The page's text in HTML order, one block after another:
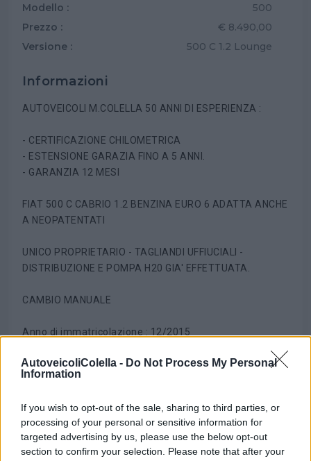
AutoveicoliColella - Do Not Process My Personal
Information
If you wish to opt-out of the sale, sharing to third parties, or
processing of your personal or sensitive information for
targeted advertising by us, please use the below opt-out
section to confirm your selection. Please note that after your
Modello :
500
Prezzo :
€ 8.490,00
Versione :
500 C 1.2 Lounge
Informazioni
AUTOVEICOLI M.COLELLA 50 ANNI DI ESPERIENZA :
- CERTIFICAZIONE CHILOMETRICA
- ESTENSIONE GARAZIA FINO A 5 ANNI.
- GARANZIA 12 MESI
FIAT 500 C CABRIO 1.2 BENZINA EURO 6 ADATTA ANCHE
A NEOPATENTATI
UNICO PROPRIETARIO - TAGLIANDI UFFIUCIALI -
DISTRIBUZIONE E POMPA H20 GIA' EFFETTUATA.
CAMBIO MANUALE
Anno di immatricolazione : 12/2015
KM : 115.000 Documentati e certificati. TAGLIANDI
REGOLARMENTE EFFETTUATI
AUTOVETTURA UNICO PROPRIETARIO - UTILIZZATA IN
MANIERA MANIACALE -MECCANICA -CARROZZERIA E
TAPPEZZERIA PARI AL NUOVO.